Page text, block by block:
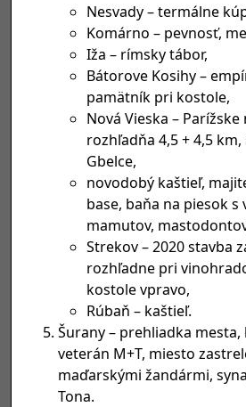
Nesvady – termálne
Komárno – pevnosť,
Iža – rímsky tábor,
Bátorove Kosihy –
pamätník pri kostole,
Nová Vieska – Parížske
rozhľadňa 4,5 + 4,5
Gbelce,
novodobý kaštieľ,
base, baňa na piesok s
mamutov,
Strekov – 2020 stavba
rozhľadne pri
kostole vpravo,
Rúbaň – kaštieľ.
Šurany – prehliadka
veterán M+T, miesto
maďarskými žandármi,
Tona.